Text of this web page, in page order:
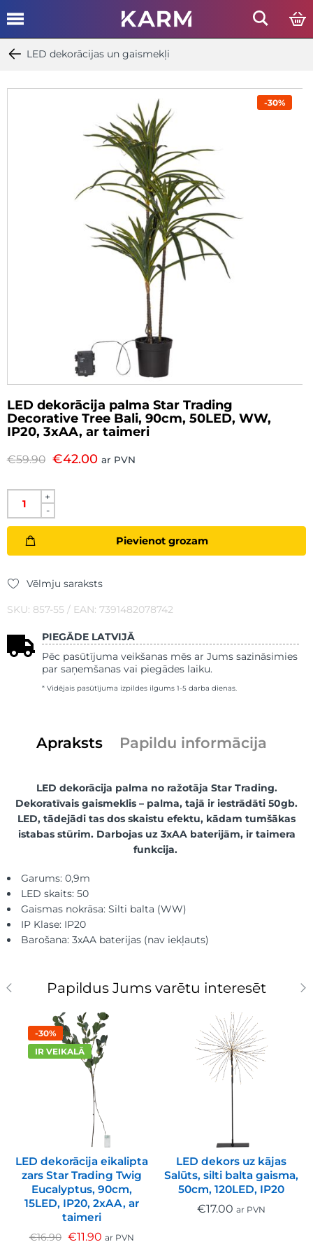
LED dekorācijas un gaismekļi
-30%
LED dekorācija palma Star Trading
Decorative Tree Bali, 90cm, 50LED, WW,
IP20, 3xAA, ar taimeri
€59.90 €42.00 ar PVN
+
-
Pievienot grozam
Vēlmju saraksts
SKU: 857-55 / EAN: 7391482078742
PIEGĀDE LATVIJĀ
Pēc pasūtījuma veikšanas mēs ar Jums sazināsimies
par saņemšanas vai piegādes laiku.
* Vidējais pasūtījuma izpildes ilgums 1-5 darba dienas.
Apraksts Papildu informācija
LED dekorācija palma no ražotāja Star Trading.
Dekoratīvais gaismeklis – palma, tajā ir iestrādāti 50gb.
LED, tādejādi tas dos skaistu efektu, kādam tumšākas
istabas stūrim. Darbojas uz 3xAA baterijām, ir taimera
funkcija.
Garums: 0,9m
LED skaits: 50
Gaismas nokrāsa: Silti balta (WW)
IP Klase: IP20
Barošana: 3xAA baterijas (nav iekļauts)
Papildus Jums varētu interesēt
-30%
IR VEIKALĀ
LED dekorācija eikalipta
zars Star Trading Twig
Eucalyptus, 90cm,
15LED, IP20, 2xAA, ar
taimeri
€16.90 €11.90 ar PVN
LED dekors uz kājas
Salūts, silti balta gaisma,
50cm, 120LED, IP20
€17.00 ar PVN